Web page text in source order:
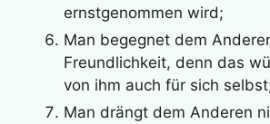
ernstgenommen wird;
Man begegnet dem
Freundlichkeit, denn das
von ihm auch für sich
Man drängt dem Anderen